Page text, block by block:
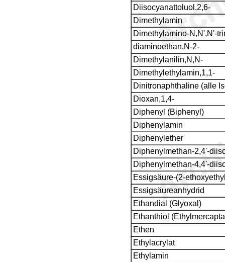
Diisocyanattoluol,2,6-
Dimethylamin
Dimethylamino-N,N',N'-
diaminoethan,N-2-
Dimethylanilin,N,N-
Dimethylethylamin,1,1-
Dinitronaphthaline (alle
Dioxan,1,4-
Diphenyl (Biphenyl)
Diphenylamin
Diphenylether
Diphenylmethan-2,4'-
Diphenylmethan-4,4'-
Essigsäure-(2-
Essigsäureanhydrid
Ethandial (Glyoxal)
Ethanthiol
Ethen
Ethylacrylat
Ethylamin